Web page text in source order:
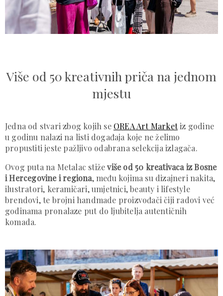
Više od 50 kreativnih priča na jednom
mjestu
Jedna od stvari zbog kojih se OREA Art Marketiz godine
u godinu nalazi na listi događaja koje ne želimo
propustiti jeste pažljivo odabrana selekcija izlagača.
Ovog puta na Metalac stiževiše od 50 kreativaca iz Bosne
i Hercegovine i regiona, među kojima su dizajneri nakita,
ilustratori, keramičari, umjetnici, beauty i lifestyle
brendovi, te brojni handmade proizvođači čiji radovi već
godinama pronalaze put do ljubitelja autentičnih
komada.